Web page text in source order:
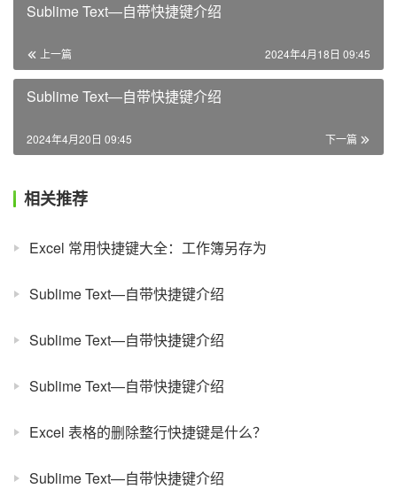
Sublime Text—自带快捷键介绍
上一篇 2024年4月18日 09:45
Sublime Text—自带快捷键介绍
下一篇
2024年4月20日 09:45
相关推荐
Excel 常用快捷键大全：工作簿另存为
Sublime Text—自带快捷键介绍
Sublime Text—自带快捷键介绍
Sublime Text—自带快捷键介绍
Excel 表格的删除整行快捷键是什么？
Sublime Text—自带快捷键介绍